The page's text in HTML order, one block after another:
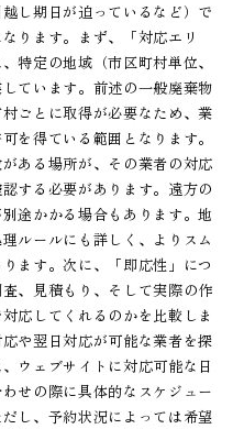
し期日が迫っているなど）で
ります。まず、「対応エリ
特定の地域（市区町村単位、
ています。前述の一般廃棄物
ごとに取得が必要なため、業
を得ている範囲となります。
ある場所が、その業者の対応
する必要があります。遠方の
途かかる場合もあります。地
ルールにも詳しく、よりスム
ます。次に、「即応性」につ
、見積もり、そして実際の作
応してくれるのかを比較しま
や翌日対応が可能な業者を探
ウェブサイトに対応可能な日
せの際に具体的なスケジュー
し、予約状況によっては希望